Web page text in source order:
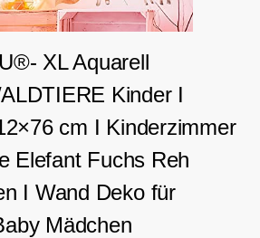
XL Aquarell
Kinder I
cm I Kinderzimmer
Elefant Fuchs Reh
I Wand Deko für
Mädchen